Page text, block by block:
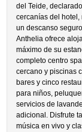
del Teide,
cercanías del
un descanso
Anthelia ofrece
máximo de su
completo centro
cercano y piscinas
bares y cinco
para niños,
servicios de
adicional. Disfrute
música en vivo y